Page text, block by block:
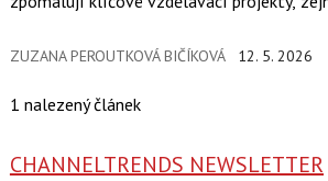
ZUZANA PEROUTKOVÁ BIČÍKOVÁ 12. 5. 2026
1 nalezený článek
CHANNELTRENDS NEWSLETTER